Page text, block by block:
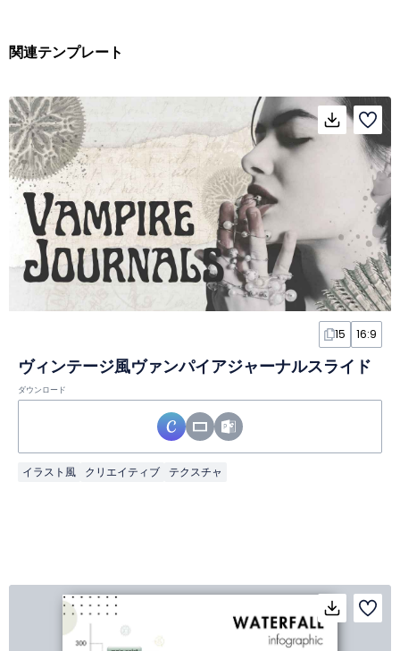
関連テンプレート
15 16:9
ヴィンテージ風ヴァンパイアジャーナルスライド
ダウンロード
イラスト風 クリエイティブ テクスチャ